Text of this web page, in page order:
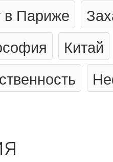
в Париже
Китай